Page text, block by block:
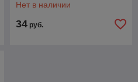
Нет в наличии
34 руб.